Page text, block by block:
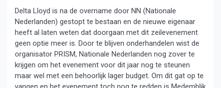
Delta Lloyd is na de overname door NN (Nationale
Nederlanden) gestopt te bestaan en de nieuwe eigenaar
heeft al laten weten dat doorgaan met dit zeilevenement
geen optie meer is. Door te blijven onderhandelen wist de
organisator PRISM, Nationale Nederlanden nog zover te
krijgen om het evenement voor dit jaar nog te steunen
maar wel met een behoorlijk lager budget. Om dit gat op te